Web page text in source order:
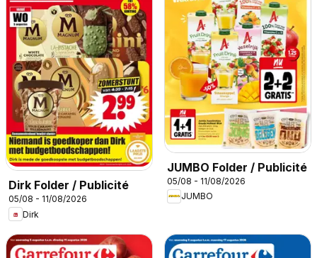
Dirk Folder / Publicité
05/08 - 11/08/2026
Dirk
JUMBO Folder / Publicité
05/08 - 11/08/2026
JUMBO